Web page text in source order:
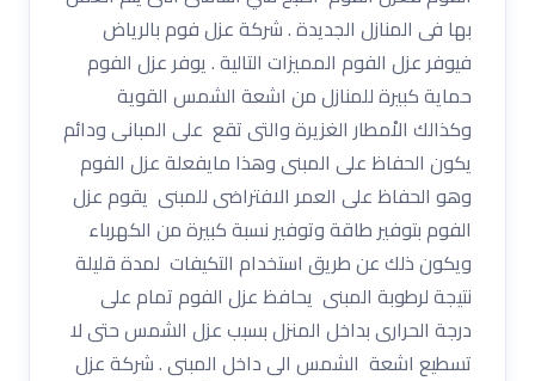
بها فى المنازل الجديدة . شركة عزل فوم بالرياض
فيوفر عزل الفوم المميزات التالية . يوفر عزل الفوم
حماية كبيرة للمنازل من اشعة الشمس القوية
وكذالك الاْمطار الغزيرة والتى تقع على المبانى ودائم
يكون الحفاظ على المبنى وهذا مايفعلة عزل الفوم
وهو الحفاظ على العمر الافتراضى للمبنى يقوم عزل
الفوم بتوفير طاقة وتوفير نسبة كبيرة من الكهرباء
ويكون ذلك عن طريق استخدام التكيفات لمدة قليلة
نتيجة لرطوبة المبنى يحافظ عزل الفوم تمام على
درجة الحرارى بداخل المنزل بسبب عزل الشمس حتى لا
تسطيع اشعة الشمس الى داخل المبنى . شركة عزل